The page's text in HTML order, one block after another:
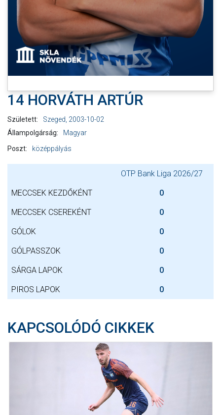
14 HORVÁTH ARTÚR
Született:
Szeged, 2003-10-02
Állampolgárság:
Magyar
Poszt:
középpályás
OTP Bank Liga 2026/27
MECCSEK KEZDŐKÉNT 0
MECCSEK CSEREKÉNT 0
GÓLOK 0
GÓLPASSZOK 0
SÁRGA LAPOK 0
PIROS LAPOK 0
KAPCSOLÓDÓ CIKKEK